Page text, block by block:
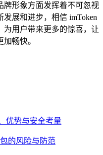
牌形象方面发挥着不可忽视
展和进步，相信 imToken
为用户带来更多的惊喜，让
畅快。
优势与安全考量
的风险与防范